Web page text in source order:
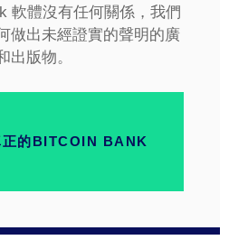
軟體沒有任何關係，我們
做出未經證實的聲明的廣
出版物。
正的BITCOIN BANK